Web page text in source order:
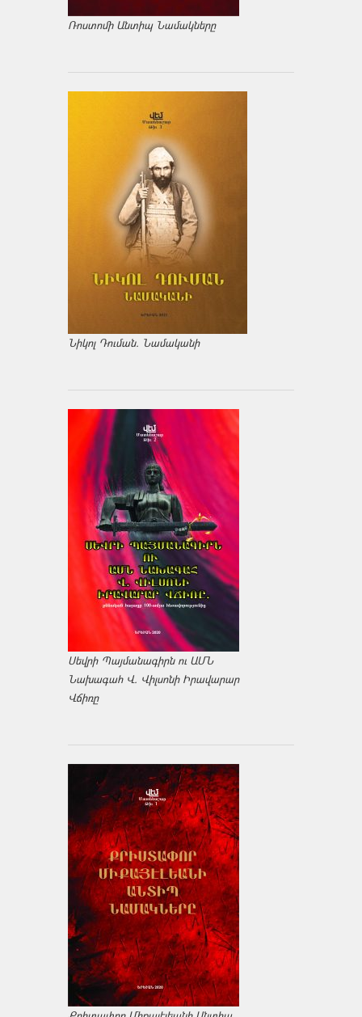
Ռոստոմի Անտիպ Նամակները
Նիկոլ Դուման. Նամականի
Սեվրի Պայմանագիրն ու ԱՄՆ
Նախագահ Վ. Վիլսոնի Իրավարար
Վճիռը